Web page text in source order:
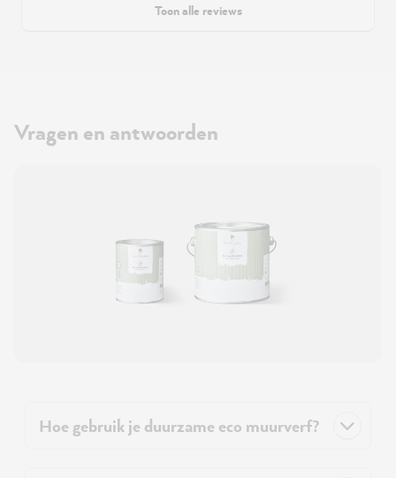
Toon alle reviews
Vragen en antwoorden
Hoe gebruik je duurzame eco muurverf?